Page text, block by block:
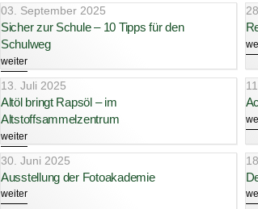
03. September 2025
Sicher zur Schule – 10 Tipps für den
Schulweg
weiter
13. Juli 2025
Altöl bringt Rapsöl – im
Altstoffsammelzentrum
weiter
30. Juni 2025
Ausstellung der Fotoakademie
weiter